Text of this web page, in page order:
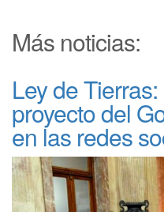
Más noticias:
Ley de
proyecto del
en las redes